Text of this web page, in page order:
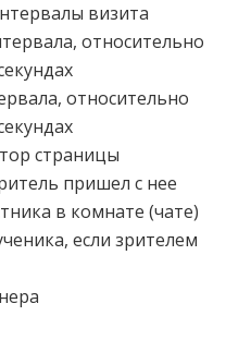
визита
относительно
относительно
страницы
пришел с нее
в комнате (чате)
если зрителем